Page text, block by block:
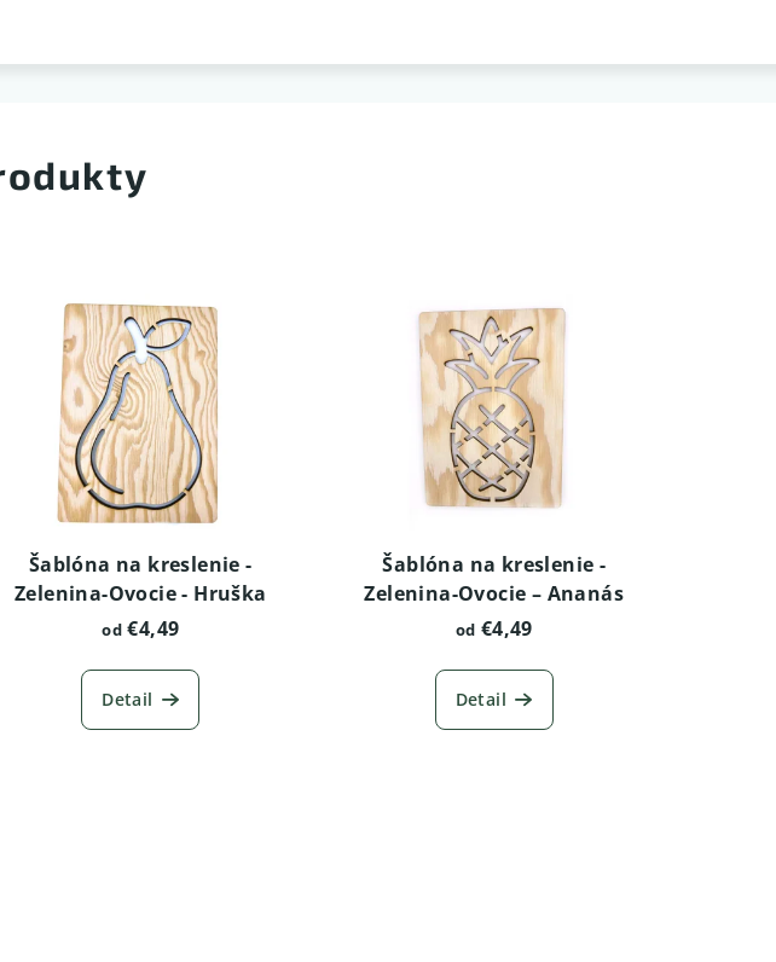
Šablóna na kreslenie -
Zelenina-Ovocie - Hruška
od€4,49
Detail
Šablóna na kreslenie -
Zelenina-Ovocie – Ananás
od €4,49
Detail